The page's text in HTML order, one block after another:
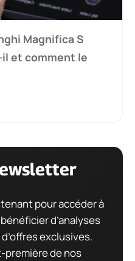
Magnifica S
et comment le
pour accéder à
d’analyses
exclusives.
première de nos